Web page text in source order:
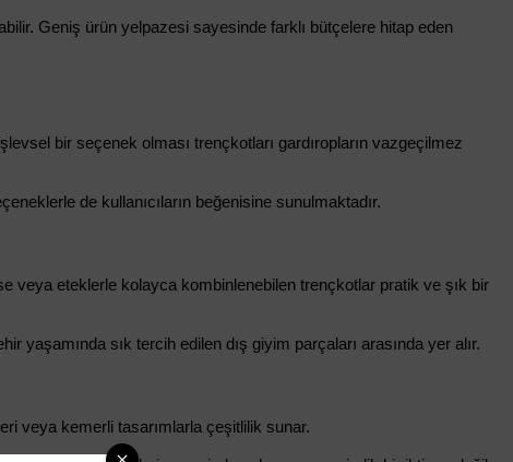
Geniş ürün yelpazesi sayesinde farklı bütçelere hitap eden
bir seçenek olması trençkotları gardıropların vazgeçilmez
de kullanıcıların beğenisine sunulmaktadır.
veya eteklerle kolayca kombinlenebilen trençkotlar pratik ve şık bir
yaşamında sık tercih edilen dış giyim parçaları arasında yer alır.
veya kemerli tasarımlarla çeşitlilik sunar.